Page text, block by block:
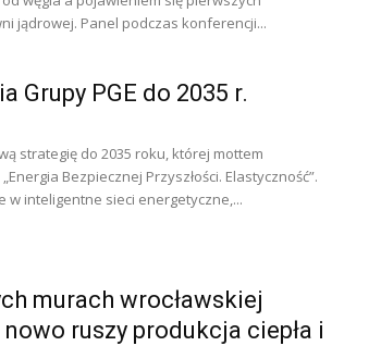
jądrowej. Panel podczas konferencji...
Grupy PGE do 2035 r.
strategię do 2035 roku, której mottem
Bezpiecznej Przyszłości. Elastyczność”.
w inteligentne sieci energetyczne,...
murach wrocławskiej
ruszy produkcja ciepła i